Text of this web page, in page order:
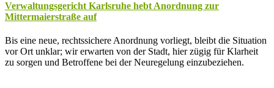
Verwaltungsgericht Karlsruhe hebt Anordnung zur
Mittermaierstraße auf
Bis eine neue, rechtssichere Anordnung vorliegt, bleibt die Situation
vor Ort unklar; wir erwarten von der Stadt, hier zügig für Klarheit
zu sorgen und Betroffene bei der Neuregelung einzubeziehen.